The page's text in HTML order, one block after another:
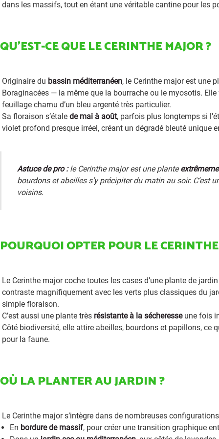
dans les massifs, tout en étant une véritable cantine pour les
QU’EST-CE QUE LE CERINTHE MAJOR ?
Originaire du bassin méditerranéen, le Cerinthe major est une
Boraginacées — la même que la bourrache ou le myosotis.
feuillage charnu d’un bleu argenté très particulier.
Sa floraison s’étale de mai à août, parfois plus longtemps si
violet profond presque irréel, créant un dégradé bleuté unique
Astuce de pro :le Cerinthe major est une plante
bourdons et abeilles s’y précipiter du matin au soir.
voisins.
POURQUOI OPTER POUR LE
Le Cerinthe major coche toutes les cases d’une plante de
contraste magnifiquement avec les verts plus classiques du
simple floraison.
C’est aussi une plante très résistante à la sécheresseune fois
Côté biodiversité, elle attire abeilles, bourdons et papillons,
pour la faune.
OÙ LA PLANTER AU JARDIN ?
Le Cerinthe major s’intègre dans de nombreuses
En bordure de massif, pour créer une transition graphique